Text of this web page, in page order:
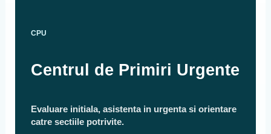
CPU
Centrul de Primiri Urgente
Evaluare initiala, asistenta in urgenta si orientare
catre sectiile potrivite.